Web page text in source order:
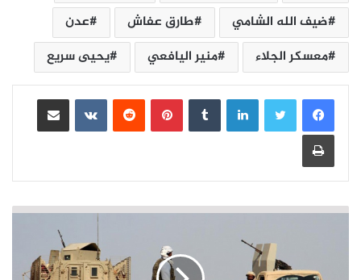
ضيف الله الشامي طارق عفاش
عدن
معسكر الجلاء
منير اليافعي يحيى سريع
لينكدإن بينتيريست
مشاركة عبر البريد
طباعة